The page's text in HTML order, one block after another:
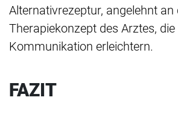
Alternativrezeptur, angelehnt an
Therapiekonzept des Arztes, die
Kommunikation erleichtern.
FAZIT